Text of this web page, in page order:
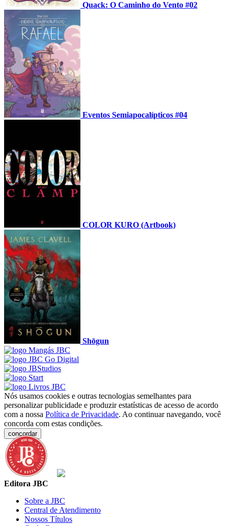
Quack: O Caminho do Vento #02
Eventos Semiapocalípticos #04
COLOR KURO (Artbook)
Shōgun
Nós usamos cookies e outras tecnologias semelhantes para
personalizar publicidade e produzir estatísticas de acesso de acordo
com a nossa Política de Privacidade. Ao continuar navegando, você
concorda com estas condições.
concordar
Editora JBC
Sobre a JBC
Central de Atendimento
Nossos Títulos